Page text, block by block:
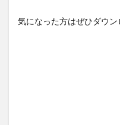
気になった方はぜひダウン